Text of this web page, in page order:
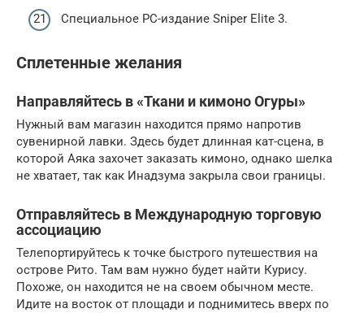
Специальное PC-издание Sniper Elite 3.
Сплетенные желания
Направляйтесь в «Ткани и кимоно Огуры»
Нужный вам магазин находится прямо напротив
сувенирной лавки. Здесь будет длинная кат-сцена, в
которой Аяка захочет заказать кимоно, однако шелка
не хватает, так как Инадзума закрыла свои границы.
Отправляйтесь в Международную торговую
ассоциацию
Телепортируйтесь к точке быстрого путешествия на
острове Рито. Там вам нужно будет найти Курису.
Похоже, он находится не на своем обычном месте.
Идите на восток от площади и поднимитесь вверх по